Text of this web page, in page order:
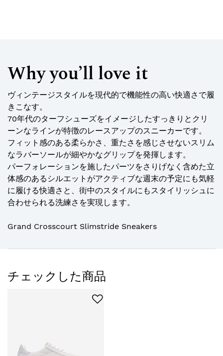
Why you’ll love it
ヴィンテージスタイルを現代的で機能性の高い快適さで履
きこなす。
70年代のターフシューズをイメージしたすっきりとクリ
ーンなラインが特徴のレースアップのスニーカーです。
フィット感のある柔らかさ、重たさを感じさせないスリム
なラバーソールが細やかなグリップを発揮します。
パーフォレーションを施したパーツをさりげなく含めた立
体感のあるシルエットがアクティブな週末の予定にも気軽
に履ける快適さと、街中のスタイルにもスタイリッシュに
合わせられる洗練さを実現します。
Grand Crosscourt Slimstride Sneakers
チェックした商品